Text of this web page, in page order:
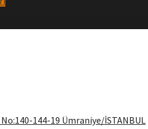
144-19 Ümraniye/İSTANBUL